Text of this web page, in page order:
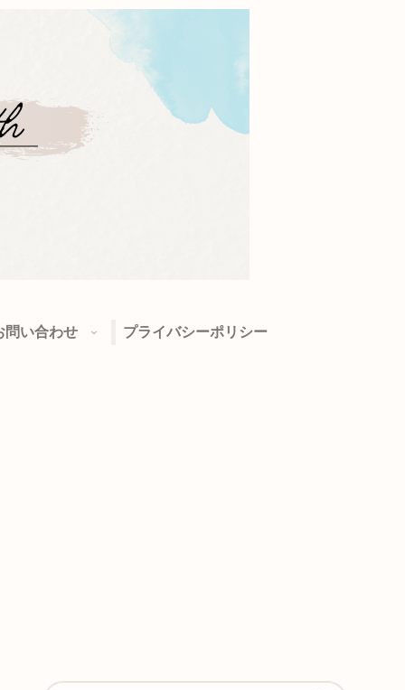
問い合わせ プライバシーポリシー